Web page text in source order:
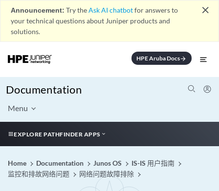
Announcement: Try theAsk AI chatbotfor answers to
your technical questions about Juniper products and
solutions.
close
HPE Aruba Docsarrow_forward
Documentation
Menu
EXPLORE PATHFINDER APPS
Home Documentation Junos OS
IS-IS 用户指南
监控和排故网络问题
网络问题故障排除